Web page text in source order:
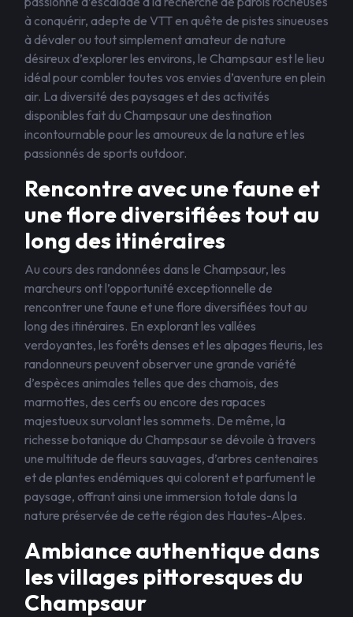
à conquérir, adepte de VTT en quête de pistes sinueuses
à dévaler ou tout simplement amateur de nature
désireux d’explorer les environs, le Champsaur est le lieu
idéal pour combler toutes vos envies d’aventure en plein
air. La diversité des paysages et des activités
disponibles fait du Champsaur une destination
incontournable pour les amoureux de la nature et les
passionnés de sports outdoor.
Rencontre avec une faune et
une flore diversifiées tout au
long des itinéraires
Au cours des randonnées dans le Champsaur, les
marcheurs ont l’opportunité exceptionnelle de
rencontrer une faune et une flore diversifiées tout au
long des itinéraires. En explorant les vallées
verdoyantes, les forêts denses et les alpages fleuris, les
randonneurs peuvent observer une grande variété
d’espèces animales telles que des chamois, des
marmottes, des cerfs ou encore des rapaces
majestueux survolant les sommets. De même, la
richesse botanique du Champsaur se dévoile à travers
une multitude de fleurs sauvages, d’arbres centenaires
et de plantes endémiques qui colorent et parfument le
paysage, offrant ainsi une immersion totale dans la
nature préservée de cette région des Hautes-Alpes.
Ambiance authentique dans
les villages pittoresques du
Champsaur